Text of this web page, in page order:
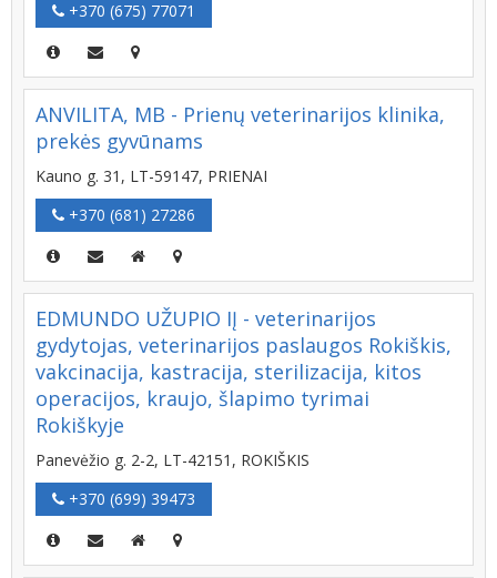
+370 (675) 77071
ANVILITA, MB - Prienų veterinarijos klinika,
prekės gyvūnams
Kauno g. 31, LT-59147, PRIENAI
+370 (681) 27286
EDMUNDO UŽUPIO IĮ - veterinarijos
gydytojas, veterinarijos paslaugos Rokiškis,
vakcinacija, kastracija, sterilizacija, kitos
operacijos, kraujo, šlapimo tyrimai
Rokiškyje
Panevėžio g. 2-2, LT-42151, ROKIŠKIS
+370 (699) 39473